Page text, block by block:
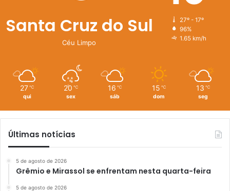
Santa Cruz do Sul
Céu Limpo
27º - 17º
96%
1.65 km/h
27 ℃
qui
20 ℃
sex
16 ℃
sáb
15 ℃
dom
13 ℃
seg
Últimas notícias
5 de agosto de 2026
Grêmio e Mirassol se enfrentam nesta quarta-feira
5 de agosto de 2026